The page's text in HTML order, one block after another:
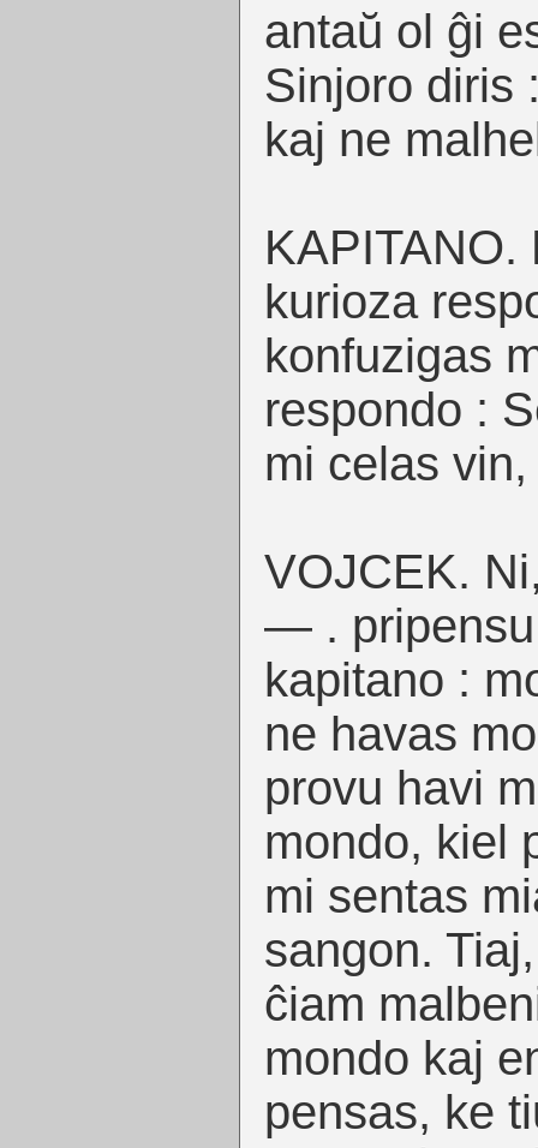
antaŭ ol ĝi
Sinjoro diris
kaj ne
KAPITANO.
kurioza
konfuzigas
respondo :
mi celas
VOJCEK.
— .
kapitano :
ne havas
provu havi
mondo, kiel
mi sentas
sangon.
ĉiam
mondo kaj
pensas, ke